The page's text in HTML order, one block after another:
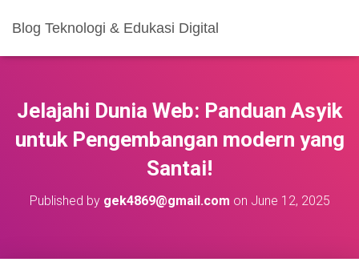
Blog Teknologi & Edukasi Digital
Jelajahi Dunia Web: Panduan Asyik
untuk Pengembangan modern yang
Santai!
Published by gek4869@gmail.com on June 12, 2025